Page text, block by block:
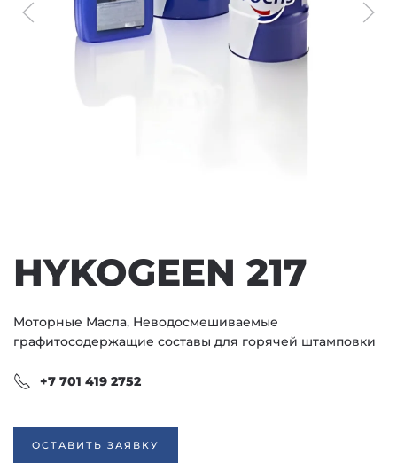
HYKOGEEN 217
Моторные Масла, Неводосмешиваемые
графитосодержащие составы для горячей штамповки
+7 701 419 2752
ОСТАВИТЬ ЗАЯВКУ